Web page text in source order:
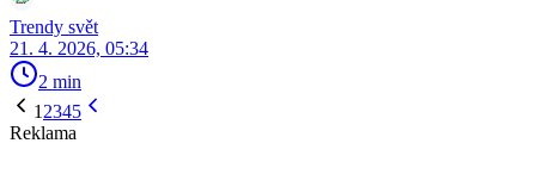
Trendy svět
21. 4. 2026, 05:34
2 min
1 2345
Reklama